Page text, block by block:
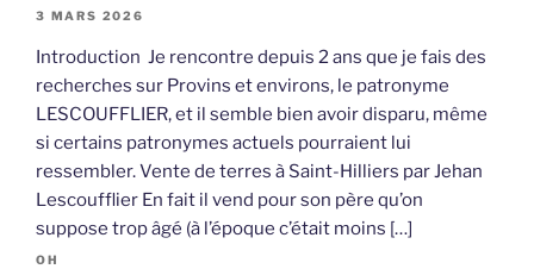
3 MARS 2026
Introduction Je rencontre depuis 2 ans que je fais des
recherches sur Provins et environs, le patronyme
LESCOUFFLIER, et il semble bien avoir disparu, même
si certains patronymes actuels pourraient lui
ressembler. Vente de terres à Saint-Hilliers par Jehan
Lescoufflier En fait il vend pour son père qu’on
suppose trop âgé (à l’époque c’était moins […]
OH